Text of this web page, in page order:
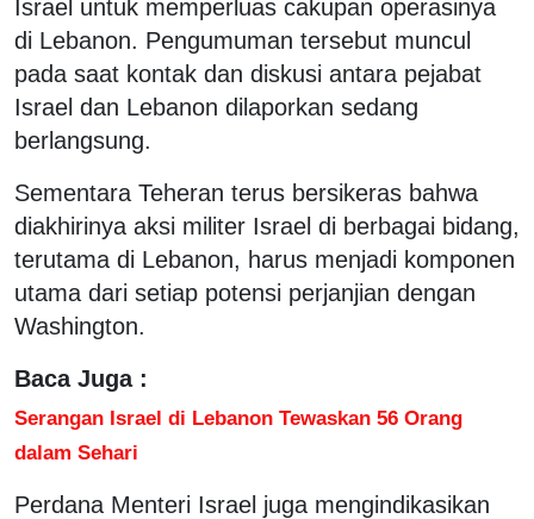
Israel untuk memperluas cakupan operasinya
di Lebanon. Pengumuman tersebut muncul
pada saat kontak dan diskusi antara pejabat
Israel dan Lebanon dilaporkan sedang
berlangsung.
Sementara Teheran terus bersikeras bahwa
diakhirinya aksi militer Israel di berbagai bidang,
terutama di Lebanon, harus menjadi komponen
utama dari setiap potensi perjanjian dengan
Washington.
Baca Juga :
Serangan Israel di Lebanon Tewaskan 56 Orang
dalam Sehari
Perdana Menteri Israel juga mengindikasikan